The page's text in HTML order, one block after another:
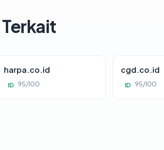
harpa.co.id
ID 95/100
cgd.co.id
ID 95/100